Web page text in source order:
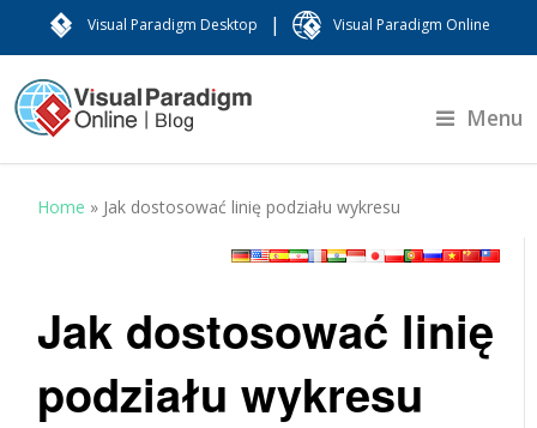
Visual Paradigm Desktop | Visual Paradigm Online
Menu
Home » Jak dostosować linię podziału wykresu
Jak dostosować linię
podziału wykresu